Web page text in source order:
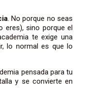
. No porque no seas
eres), sino porque el
te exige una
lo normal es que lo
pensada para tu
y se convierte en